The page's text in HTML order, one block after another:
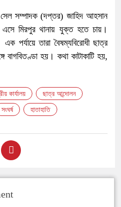
সেল সম্পাদক (দপ্তর) জাহিদ আহসান
মিরপুর থানায় যুক্ত হতে চায়।
পর্যায়ে তারা বৈষম্যবিরোধী ছাত্র
বাগবিতণ্ডা হয়। কথা কাটাকাটি হয়,
কার্যালয় ছাত্র আন্দোলন
সংঘর্ষ হাতাহাতি